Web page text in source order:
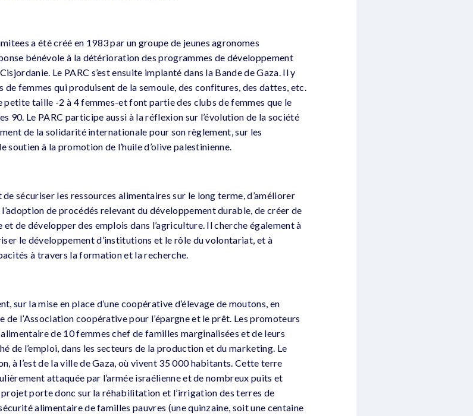
a été créé en 1983 par un groupe de jeunes agronomes
bénévole à la détérioration des programmes de développement
Le PARC s’est ensuite implanté dans la Bande de Gaza. Il y
femmes qui produisent de la semoule, des confitures, des dattes, etc.
petite taille -2 à 4 femmes-et font partie des clubs de femmes que le
90. Le PARC participe aussi à la réflexion sur l’évolution de la société
de la solidarité internationale pour son règlement, sur les
soutien à la promotion de l’huile d’olive palestinienne.
sécuriser les ressources alimentaires sur le long terme, d’améliorer
de procédés relevant du développement durable, de créer de
et de développer des emplois dans l’agriculture. Il cherche également à
le développement d’institutions et le rôle du volontariat, et à
à travers la formation et la recherche.
sur la mise en place d’une coopérative d’élevage de moutons, en
de l’Association coopérative pour l’épargne et le prêt. Les promoteurs
de 10 femmes chef de familles marginalisées et de leurs
de l’emploi, dans les secteurs de la production et du marketing. Le
à l’est de la ville de Gaza, où vivent 35 000 habitants. Cette terre
attaquée par l’armée israélienne et de nombreux puits et
porte donc sur la réhabilitation et l’irrigation des terres de
alimentaire de familles pauvres (une quinzaine, soit une centaine